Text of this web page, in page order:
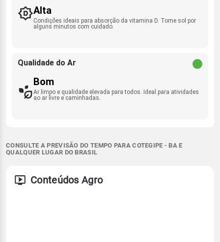
Alta
Condições ideais para absorção da vitamina D. Tome sol por
alguns minutos com cuidado.
Qualidade do Ar
Bom
Ar limpo e qualidade elevada para todos. Ideal para atividades
ao ar livre e caminhadas.
CONSULTE A PREVISÃO DO TEMPO PARA COTEGIPE - BA E
QUALQUER LUGAR DO BRASIL
Conteúdos Agro